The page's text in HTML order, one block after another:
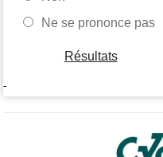
Ne se prononce pas
Résultats
-